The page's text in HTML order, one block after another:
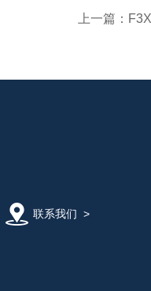
上一篇：
联系我们 >